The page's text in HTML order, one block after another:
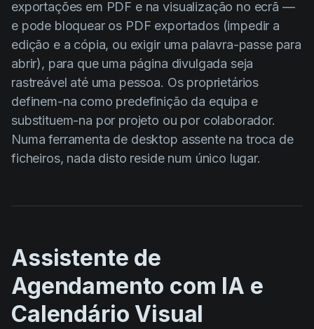
exportações em PDF e na visualização no ecrã —
e pode bloquear os PDF exportados (impedir a
edição e a cópia, ou exigir uma palavra-passe para
abrir), para que uma página divulgada seja
rastreável até uma pessoa. Os proprietários
definem-na como predefinição da equipa e
substituem-na por projeto ou por colaborador.
Numa ferramenta de desktop assente na troca de
ficheiros, nada disto reside num único lugar.
Assistente de
Agendamento com IA e
Calendário Visual